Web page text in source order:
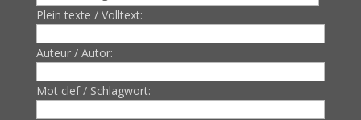
Plein texte / Volltext:
Auteur / Autor:
Mot clef / Schlagwort: